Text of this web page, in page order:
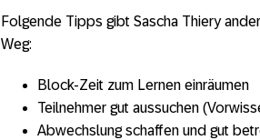
Folgende Tipps gibt Sascha Thiery
Weg:
Block-Zeit zum Lernen einräumen
Teilnehmer gut aussuchen
Abwechslung schaffen und gut